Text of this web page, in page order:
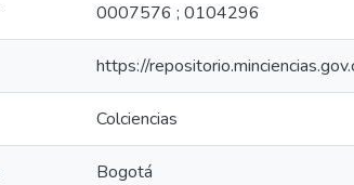
0007576 ; 0104296
https://
Colciencias
Bogotá